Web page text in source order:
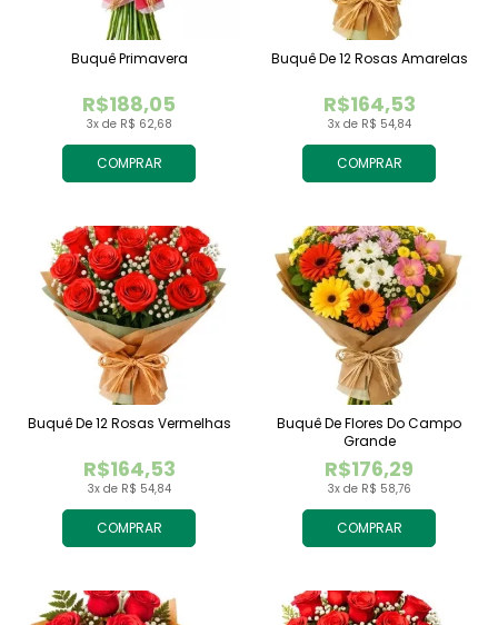
COMPRAR
3x de R$ 62,68
R$188,05
Buquê Primavera
COMPRAR
3x de R$ 54,84
R$164,53
Buquê De 12 Rosas Amarelas
COMPRAR
3x de R$ 54,84
R$164,53
Buquê De 12 Rosas Vermelhas
COMPRAR
3x de R$ 58,76
R$176,29
Buquê De Flores Do Campo
Grande